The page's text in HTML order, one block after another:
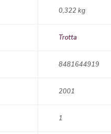
0,322 kg
Trotta
8481644919
2001
1